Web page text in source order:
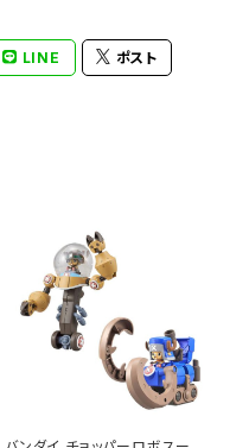
LINE ポスト